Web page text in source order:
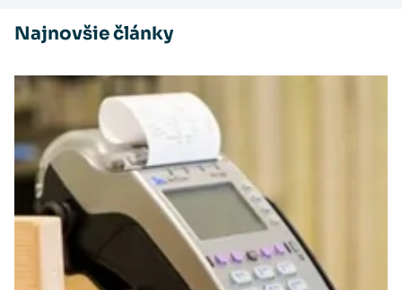
Najnovšie články